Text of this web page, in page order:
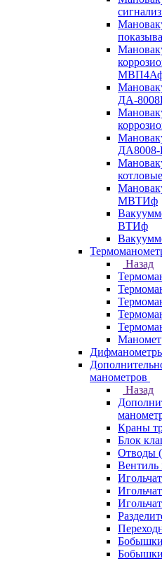
ДА-
МВТИф
ВТИф
Назад
манометров
Назад
Краны
Блок
Отводы
Вентиль